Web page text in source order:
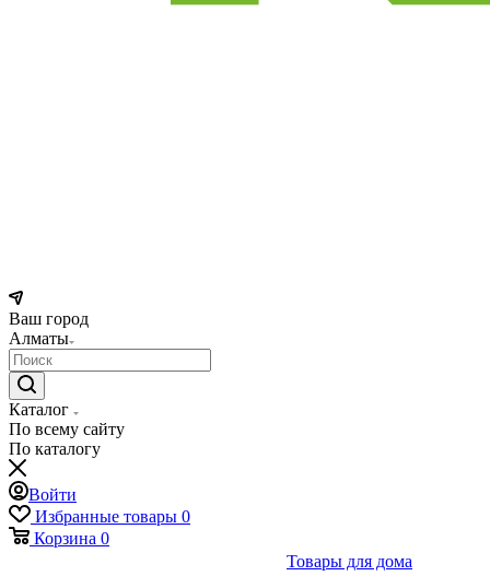
Ваш город
Алматы
Каталог
По всему сайту
По каталогу
Войти
Избранные товары 0
Корзина 0
Товары для дома